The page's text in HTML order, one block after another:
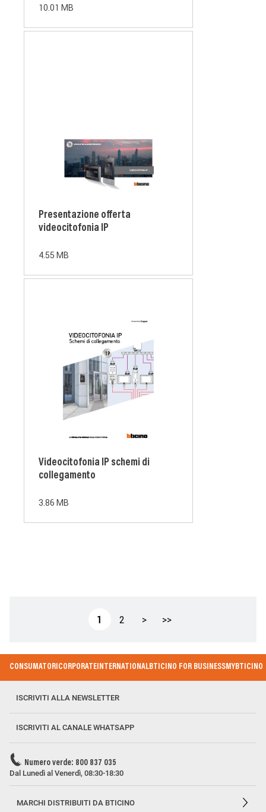
10.01 MB
Presentazione offerta
videocitofonia IP
4.55 MB
Videocitofonia IP schemi di
collegamento
3.86 MB
Pagina
1 Pagina
2
Pagina
>
Ultima
>>
Footer
CONSUMATORICORPORATEINTERNATIONALBTICINO FOR BUSINESSMYBTICINO
ISCRIVITI ALLA NEWSLETTER
ISCRIVITI AL CANALE WHATSAPP
Numero verde: 800 837 035
Dal Lunedì al Venerdì, 08:30-18:30
MARCHI DISTRIBUITI DA BTICINO